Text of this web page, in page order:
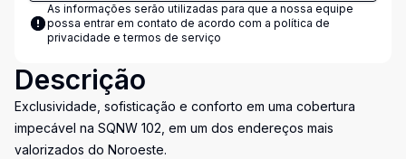
As informações serão utilizadas para que a nossa equipe
possa entrar em contato de acordo com a política de
privacidade e termos de serviço
Descrição
Exclusividade, sofisticação e conforto em uma cobertura
impecável na SQNW 102, em um dos endereços mais
valorizados do Noroeste.